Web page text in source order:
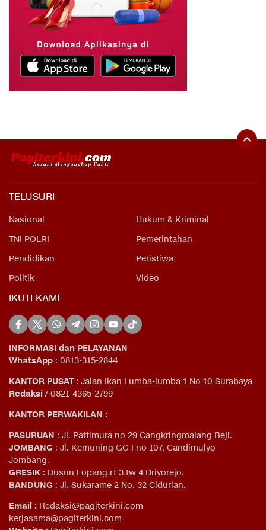
TELUSURI
Nasional
Hukum & Kriminal
TNI POLRI
Pemerintahan
Pendidikan
Peristiwa
Politik
Video
IKUTI KAMI
INFORMASI dan PELAYANAN
WhatsApp : 0813-315-2844
KANTOR PUSAT: Jalan Ikan Lumba-lumba 1 No 10 Surabaya
Redaksi / 0821-4365-2799
KANTOR PERWAKILAN :
PASURUAN : Jl. Pattimura no 29 Cangkringmalang Beji.
JOMBANG : Jl. Kemuning GG I no 107, Candimulyo
Jombang.
GRESIK : Dusun Lopang rt 3 tw 4 Driyorejo.
BANDUNG : Jl. Sukarame 2 No. 32 Cidurian.
Email : Redaksi@pagiterkini.com
kerjasama@pagiterkini.com